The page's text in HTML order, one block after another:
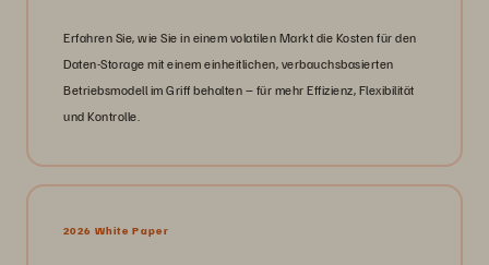
Erfahren Sie, wie Sie in einem volatilen Markt die Kosten für den
Daten-Storage mit einem einheitlichen, verbauchsbasierten
Betriebsmodell im Griff behalten – für mehr Effizienz, Flexibilität
und Kontrolle.
2026 White Paper